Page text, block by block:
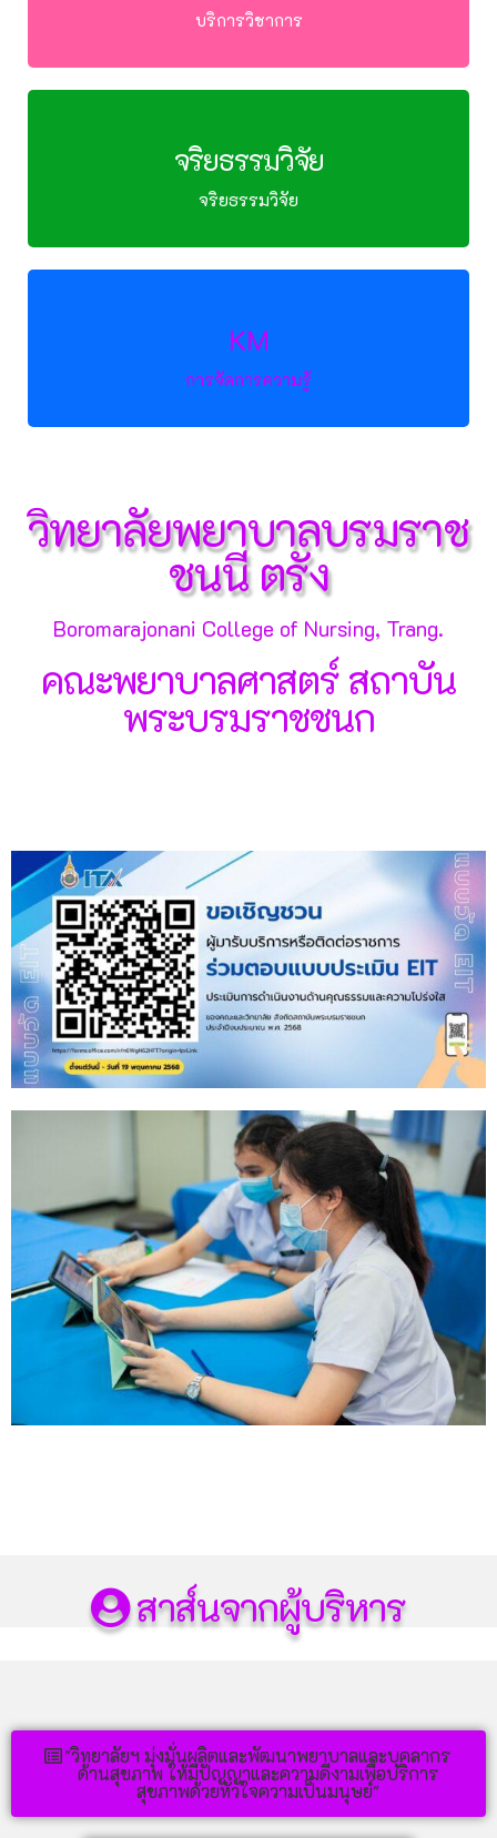
บริการวิชาการ
จริยธรรมวิจัย
จริยธรรมวิจัย
KM
การจัดการความรู้
วิทยาลัยพยาบาลบรมราช
ชนนี ตรัง
Boromarajonani College of Nursing, Trang.
คณะพยาบาลศาสตร์ สถาบัน
พระบรมราชชนก
สาส์นจากผู้บริหาร
"วิทยาลัยฯ มุ่งมั่นผลิตและพัฒนาพยาบาลและบุคลากร
ด้านสุขภาพ ให้มีปัญญาและความดีงามเพื่อบริการ
สุขภาพด้วยหัวใจความเป็นมนุษย์"